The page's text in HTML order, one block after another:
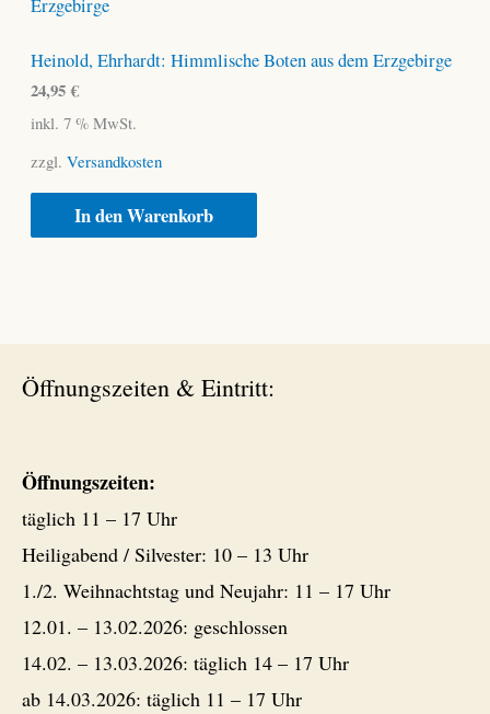
Heinold, Ehrhardt: Himmlische Boten aus dem Erzgebirge
24,95€
inkl. 7 % MwSt.
zzgl. Versandkosten
In den Warenkorb
Öffnungszeiten & Eintritt:
Öffnungszeiten:
täglich 11 – 17 Uhr
Heiligabend / Silvester: 10 – 13 Uhr
1./2. Weihnachtstag und Neujahr: 11 – 17 Uhr
12.01. – 13.02.2026: geschlossen
14.02. – 13.03.2026: täglich 14 – 17 Uhr
ab 14.03.2026: täglich 11 – 17 Uhr